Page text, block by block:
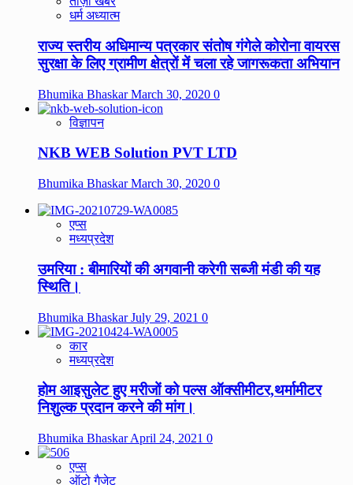
धर्म अध्यात्म
राज्य स्तरीय अधिमान्य पत्रकार संतोष गंगेले कोरोना वायरस
सुरक्षा के लिए ग्रामीण क्षेत्रों में चला रहे जागरूकता अभियान
Bhumika BhaskarMarch 30, 2020 0
विज्ञापन
NKB WEB Solution PVT LTD
Bhumika BhaskarMarch 30, 2020 0
एप्स
मध्यप्रदेश
उमरिया : बीमारियों की अगवानी करेगी सब्जी मंडी की यह
स्थिति।
Bhumika BhaskarJuly 29, 2021 0
कार
मध्यप्रदेश
होम आइसुलेट हुए मरीजों को पल्स ऑक्सीमीटर,थर्मामीटर
निशुल्क प्रदान करने की मांग।
Bhumika BhaskarApril 24, 2021 0
एप्स
ऑटो गैजेट